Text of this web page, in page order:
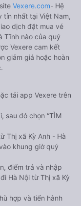
Vexere.com- Hệ
nhất tại Việt Nam,
dịch đặt mua vé
Tĩnh nào của quý
Vexere cam kết
giảm giá hoặc hoàn
tải app Vexere trên
sau đó chọn “TÌM
Thị xã Kỳ Anh - Hà
khung giờ quý
điểm trả và nhập
Hà Nội từ Thị xã Kỳ
hợp và tiến hành